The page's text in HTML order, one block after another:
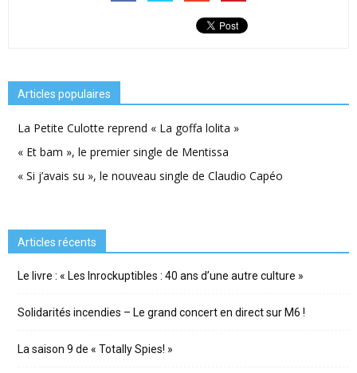
Articles populaires
La Petite Culotte reprend « La goffa lolita »
« Et bam », le premier single de Mentissa
« Si j’avais su », le nouveau single de Claudio Capéo
Articles récents
Le livre : « Les Inrockuptibles : 40 ans d’une autre culture »
Solidarités incendies – Le grand concert en direct sur M6 !
La saison 9 de « Totally Spies! »